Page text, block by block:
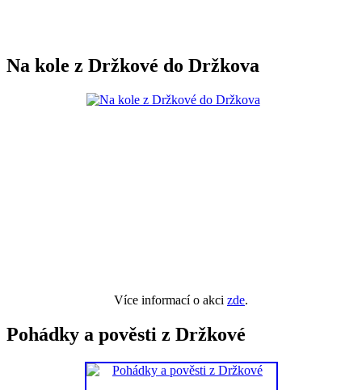
Na kole z Držkové do Držkova
Více informací o akci zde.
Pohádky a pověsti z Držkové